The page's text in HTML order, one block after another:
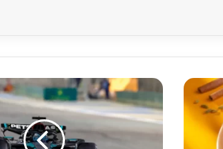
القنوات
الناقلة
فورمولا
1